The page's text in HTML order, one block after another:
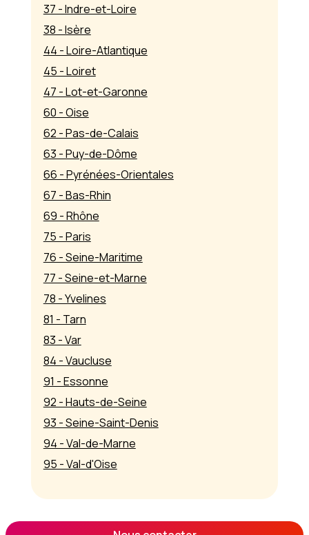
37 - Indre-et-Loire
38 - Isère
44 - Loire-Atlantique
45 - Loiret
47 - Lot-et-Garonne
60 - Oise
62 - Pas-de-Calais
63 - Puy-de-Dôme
66 - Pyrénées-Orientales
67 - Bas-Rhin
69 - Rhône
75 - Paris
76 - Seine-Maritime
77 - Seine-et-Marne
78 - Yvelines
81 - Tarn
83 - Var
84 - Vaucluse
91 - Essonne
92 - Hauts-de-Seine
93 - Seine-Saint-Denis
94 - Val-de-Marne
95 - Val-d'Oise